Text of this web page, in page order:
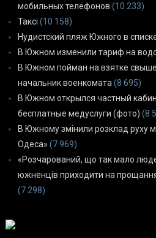
мобильных телефонов (10 233)
Таксі (10 158)
Нудистский пляж Южного в
В Южном изменили тариф на
В Южном пойман на взятке
начальник военкомата (8 695)
В Южном открылся частный
бесплатные медуслуги (фото) (8
В Южному змінили розклад
Одеса» (7 969)
«Розчарований, що так мало
южненців приходити на
(7 298)